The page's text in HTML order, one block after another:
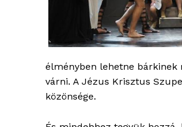
élményben lehetne bárkinek
várni. A Jézus Krisztus
közönsége.